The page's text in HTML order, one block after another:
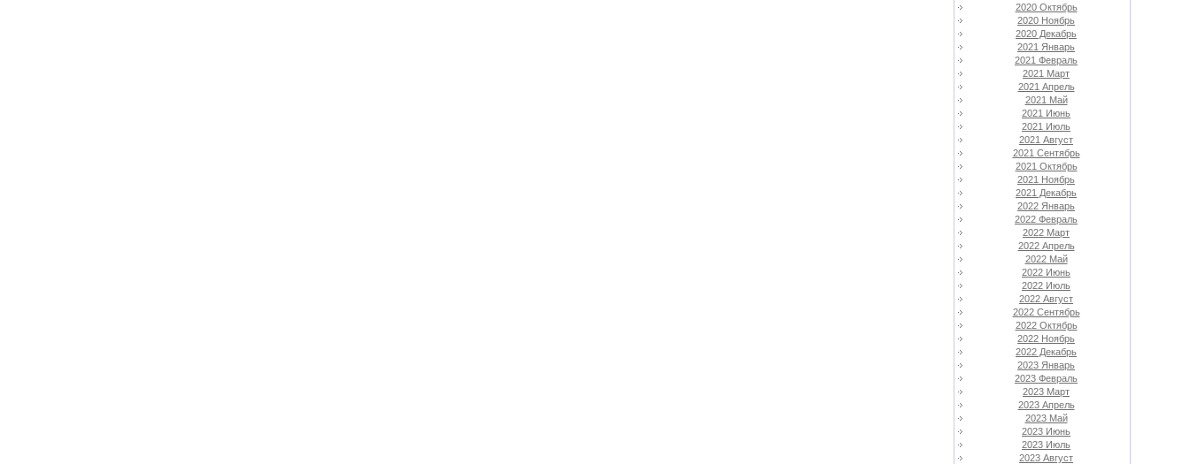
2020 Октябрь
2020 Ноябрь
2020 Декабрь
2021 Январь
2021 Февраль
2021 Март
2021 Апрель
2021 Май
2021 Июнь
2021 Июль
2021 Август
2021 Сентябрь
2021 Октябрь
2021 Ноябрь
2021 Декабрь
2022 Январь
2022 Февраль
2022 Март
2022 Апрель
2022 Май
2022 Июнь
2022 Июль
2022 Август
2022 Сентябрь
2022 Октябрь
2022 Ноябрь
2022 Декабрь
2023 Январь
2023 Февраль
2023 Март
2023 Апрель
2023 Май
2023 Июнь
2023 Июль
2023 Август